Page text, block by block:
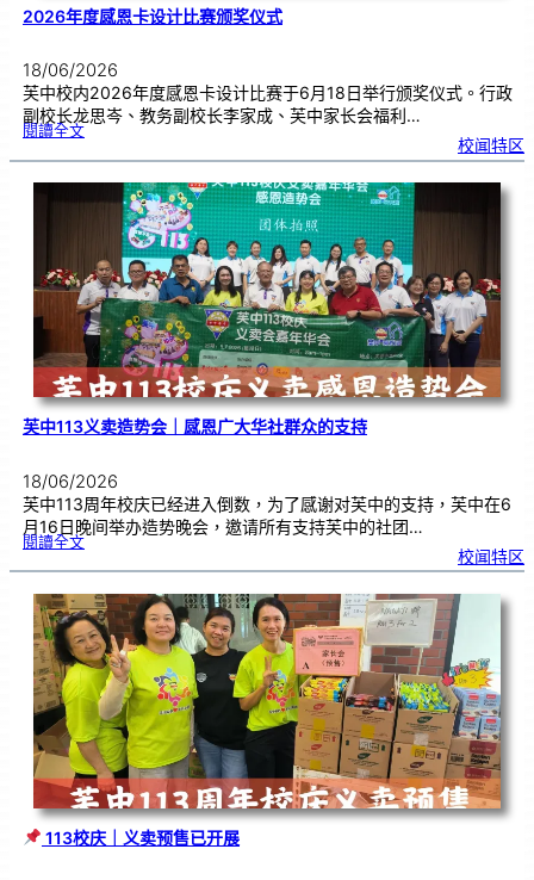
2026年度感恩卡设计比赛颁奖仪式
18/06/2026
芙中校内2026年度感恩卡设计比赛于6月18日举行颁奖仪式。行政
副校长龙思岑、教务副校长李家成、芙中家长会福利…
閱讀全文:2
6
度
感
卡
仪
式
校闻特区
芙中113义卖造势会｜感恩广大华社群众的支持
18/06/2026
芙中113周年校庆已经进入倒数，为了感谢对芙中的支持，芙中在6
月16日晚间举办造势晚会，邀请所有支持芙中的社团…
閱讀全文:芙
1
义
卖
造
势
会
｜
感
恩
广
大
华
社群
众
的
支
持
校闻特区
113校庆｜义卖预售已开展